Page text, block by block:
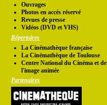
Ouvrages
Photos en accés réservé
Revues de presse
Vidéos (DVD et VHS)
Répertoires
La Cinémathèque française
La Cinémathèque de Toulouse
Centre National du Cinéma et de
l'image animée
Partenaires